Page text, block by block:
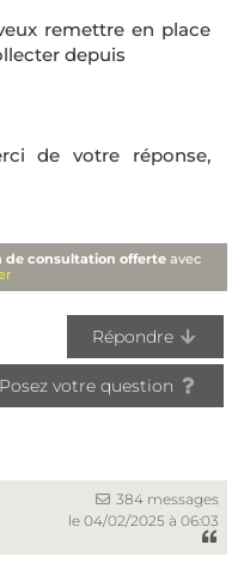
remettre en place
depuis
de votre réponse,
de consultation offerte avec
Répondre
Posez votre question
384 messages
le 04/02/2025 à 06:03